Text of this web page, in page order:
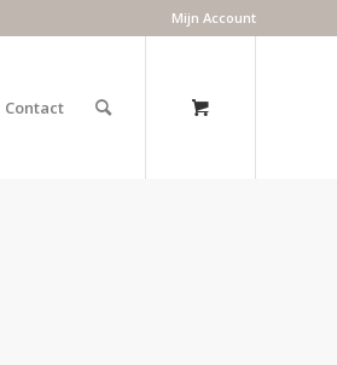
Mijn Account
Contact